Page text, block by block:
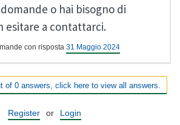
o hai bisogno di
esitare a contattarci.
con risposta 31 Maggio 2024
of 0 answers, click here to view all answers.
Register or Login